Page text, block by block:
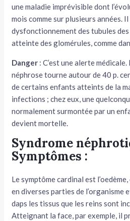
une maladie imprévisible dont
mois comme sur plusieurs années. Il
dysfonctionnement des tubules des
atteinte des glomérules, comme
Danger : C’est une alerte
néphrose tourne autour de 40 p.
de certains enfants atteints de la
infections ; chez eux, une
normalement surmontée par un
devient mortelle.
Syndrome
Symptômes :
Le symptôme cardinal est
en diverses parties de l’organisme
daps les tissus que les reins sont
Atteignant la face, par exemple, il